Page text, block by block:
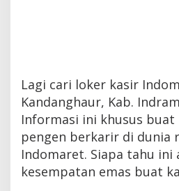
Lagi cari loker kasir
Kandanghaur, Kab.
Informasi ini khusus buat
pengen berkarir di dunia
Indomaret. Siapa tahu ini
kesempatan emas buat